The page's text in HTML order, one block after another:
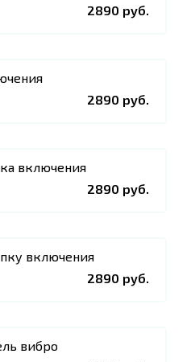
2890 руб.
2890 руб.
включения
2890 руб.
включения
2890 руб.
вибро